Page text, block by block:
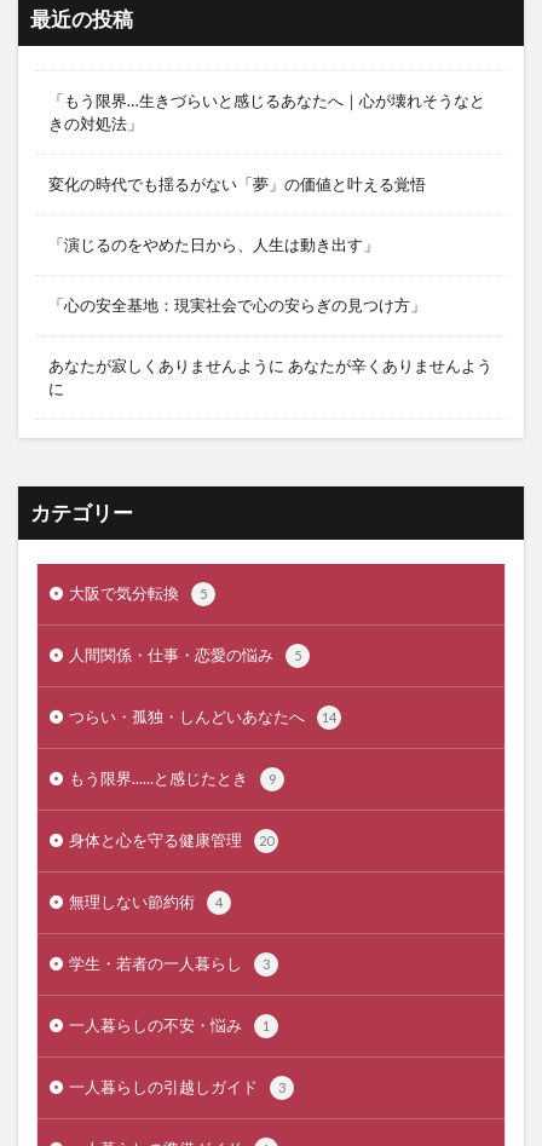
最近の投稿
「もう限界…生きづらいと感じるあなたへ｜心が壊れそうなと
きの対処法」
変化の時代でも揺るがない「夢」の価値と叶える覚悟
「演じるのをやめた日から、人生は動き出す」
「心の安全基地：現実社会で心の安らぎの見つけ方」
あなたが寂しくありませんように あなたが辛くありませんよう
に
カテゴリー
大阪で気分転換 5
人間関係・仕事・恋愛の悩み 5
つらい・孤独・しんどいあなたへ 14
もう限界......と感じたとき 9
身体と心を守る健康管理 20
無理しない節約術 4
学生・若者の一人暮らし 3
一人暮らしの不安・悩み 1
一人暮らしの引越しガイド 3